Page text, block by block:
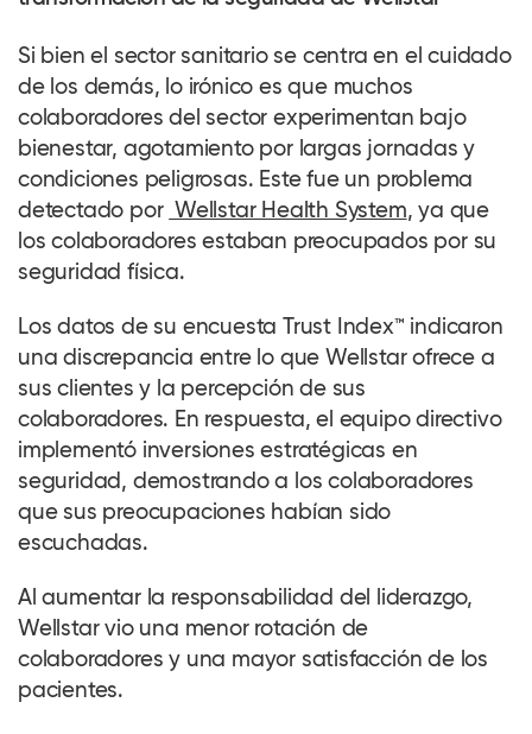
Si bien el sector sanitario se centra en el cuidado
de los demás, lo irónico es que muchos
colaboradores del sector experimentan bajo
bienestar, agotamiento por largas jornadas y
condiciones peligrosas. Este fue un problema
detectado por Wellstar Health System, ya que
loscolaboradores estaban preocupados por su
seguridad física.
Los datos de su encuesta Trust Index™ indicaron
una discrepancia entre lo que Wellstar ofrece a
sus clientes y la percepción de sus
colaboradores. En respuesta, el equipo directivo
implementó inversiones estratégicas en
seguridad, demostrando a loscolaboradores
que sus preocupaciones habían sido
escuchadas.
Al aumentar la responsabilidad del liderazgo,
Wellstar vio una menor rotación de
colaboradores y una mayor satisfacción de los
pacientes.